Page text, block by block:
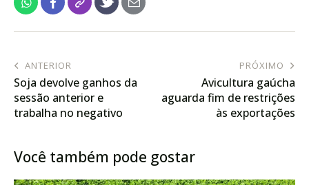
ANTERIOR
Soja devolve ganhos da
sessão anterior e
trabalha no negativo
PRÓXIMO
Avicultura gaúcha
aguarda fim de restrições
às exportações
Você também pode gostar